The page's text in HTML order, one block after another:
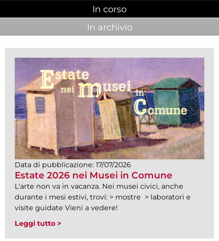
In corso
In archivio
Data di pubblicazione: 17/07/2026
Estate 2026 nei Musei in Comune
L'arte non va in vacanza. Nei musei civici, anche
durante i mesi estivi, trovi: > mostre > laboratori e
visite guidate Vieni a vedere!
Leggi tutto >